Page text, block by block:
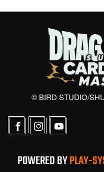
© BIRD STUDIO/
POWERED BYPLAY-